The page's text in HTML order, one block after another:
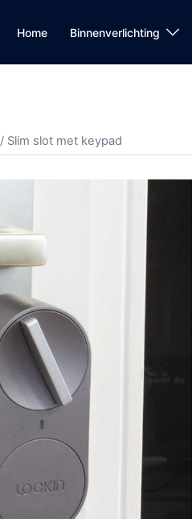
Home Binnenverlichting
/ Slim slot met keypad